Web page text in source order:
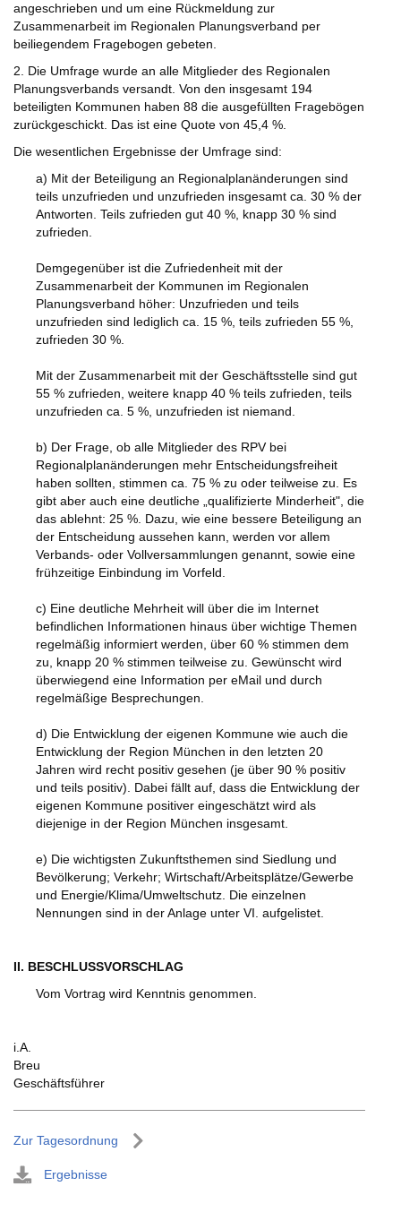
angeschrieben und um eine Rückmeldung zur
Zusammenarbeit im Regionalen Planungsverband per
beiliegendem Fragebogen gebeten.
2. Die Umfrage wurde an alle Mitglieder des Regionalen
Planungsverbands versandt. Von den insgesamt 194
beteiligten Kommunen haben 88 die ausgefüllten Fragebögen
zurückgeschickt. Das ist eine Quote von 45,4 %.
Die wesentlichen Ergebnisse der Umfrage sind:
a) Mit der Beteiligung an Regionalplanänderungen sind
teils unzufrieden und unzufrieden insgesamt ca. 30 % der
Antworten. Teils zufrieden gut 40 %, knapp 30 % sind
zufrieden.
Demgegenüber ist die Zufriedenheit mit der
Zusammenarbeit der Kommunen im Regionalen
Planungsverband höher: Unzufrieden und teils
unzufrieden sind lediglich ca. 15 %, teils zufrieden 55 %,
zufrieden 30 %.
Mit der Zusammenarbeit mit der Geschäftsstelle sind gut
55 % zufrieden, weitere knapp 40 % teils zufrieden, teils
unzufrieden ca. 5 %, unzufrieden ist niemand.
b) Der Frage, ob alle Mitglieder des RPV bei
Regionalplanänderungen mehr Entscheidungsfreiheit
haben sollten, stimmen ca. 75 % zu oder teilweise zu. Es
gibt aber auch eine deutliche „qualifizierte Minderheit", die
das ablehnt: 25 %. Dazu, wie eine bessere Beteiligung an
der Entscheidung aussehen kann, werden vor allem
Verbands- oder Vollversammlungen genannt, sowie eine
frühzeitige Einbindung im Vorfeld.
c) Eine deutliche Mehrheit will über die im Internet
befindlichen Informationen hinaus über wichtige Themen
regelmäßig informiert werden, über 60 % stimmen dem
zu, knapp 20 % stimmen teilweise zu. Gewünscht wird
überwiegend eine Information per eMail und durch
regelmäßige Besprechungen.
d) Die Entwicklung der eigenen Kommune wie auch die
Entwicklung der Region München in den letzten 20
Jahren wird recht positiv gesehen (je über 90 % positiv
und teils positiv). Dabei fällt auf, dass die Entwicklung der
eigenen Kommune positiver eingeschätzt wird als
diejenige in der Region München insgesamt.
e) Die wichtigsten Zukunftsthemen sind Siedlung und
Bevölkerung; Verkehr; Wirtschaft/Arbeitsplätze/Gewerbe
und Energie/Klima/Umweltschutz. Die einzelnen
Nennungen sind in der Anlage unter VI. aufgelistet.
II. BESCHLUSSVORSCHLAG
Vom Vortrag wird Kenntnis genommen.
i.A.
Breu
Geschäftsführer
Zur Tagesordnung
Ergebnisse